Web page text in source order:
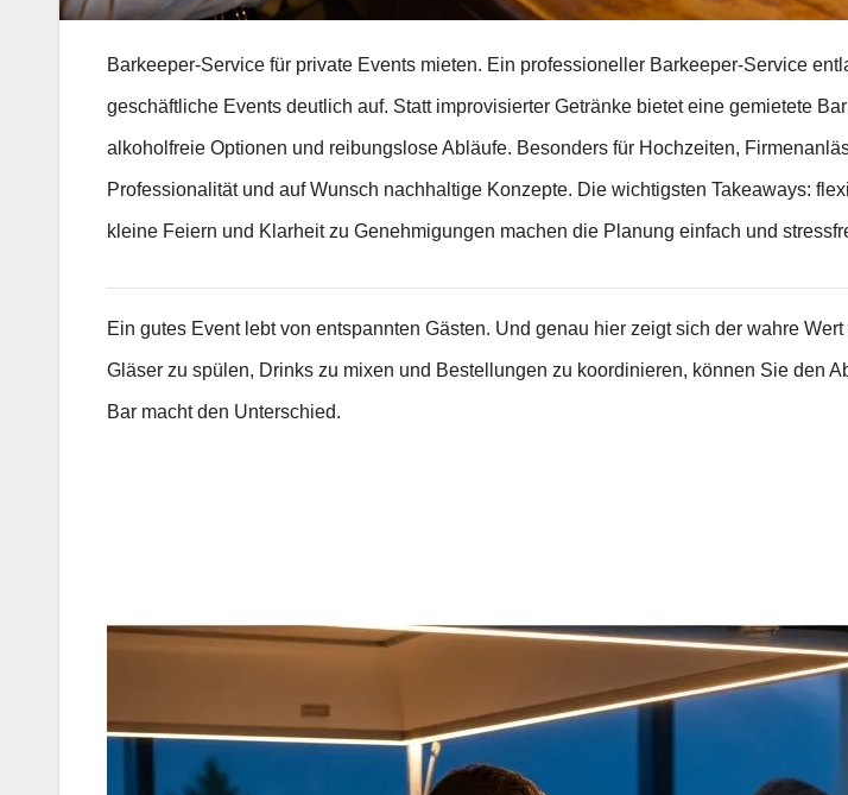
Barkeeper-Service für private Events mieten. Ein professioneller Barkeeper-Service
geschäftliche Events deutlich auf. Statt improvisierter Getränke bietet eine gemietete
alkoholfreie Optionen und reibungslose Abläufe. Besonders für Hochzeiten,
Professionalität und auf Wunsch nachhaltige Konzepte. Die wichtigsten Takeaways:
kleine Feiern und Klarheit zu Genehmigungen machen die Planung einfach und
Ein gutes Event lebt von entspannten Gästen. Und genau hier zeigt sich der wahre
Gläser zu spülen, Drinks zu mixen und Bestellungen zu koordinieren, können Sie den
Bar macht den Unterschied.